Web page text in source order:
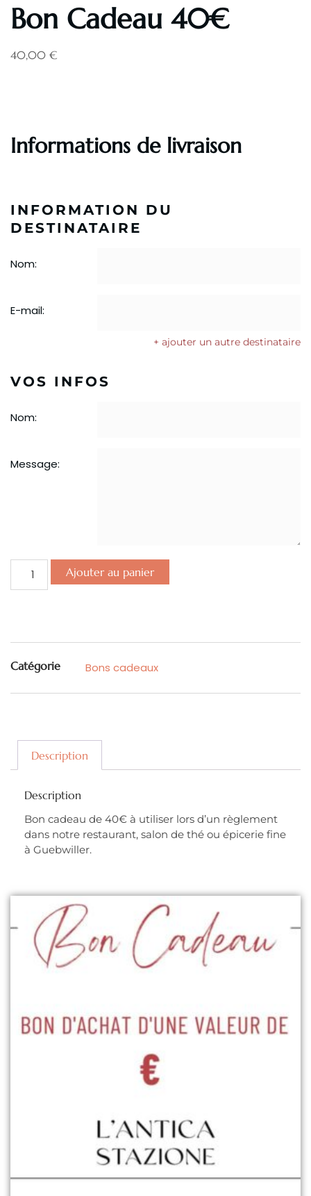
Bon Cadeau 40€
40,00 €
Informations de livraison
INFORMATION DU
DESTINATAIRE
Nom:
E-mail:
+ ajouter un autre destinataire
VOS INFOS
Nom:
Message:
Ajouter au panier
Catégorie Bons cadeaux
Description
Description
Bon cadeau de 40€ à utiliser lors d’un règlement
dans notre restaurant, salon de thé ou épicerie fine
à Guebwiller.